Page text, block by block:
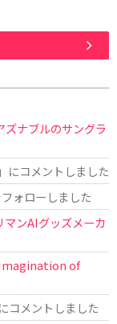
ズナブルのサングラ
」にコメントしました
フォローしました
ンAIグッズメーカ
Imagination of
コメントしました